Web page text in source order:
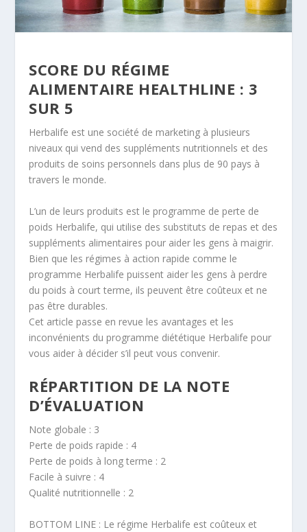
SCORE DU RÉGIME
ALIMENTAIRE HEALTHLINE : 3
SUR 5
Herbalife est une société de marketing à plusieurs
niveaux qui vend des suppléments nutritionnels et des
produits de soins personnels dans plus de 90 pays à
travers le monde.
L’un de leurs produits est le programme de perte de
poids Herbalife, qui utilise des substituts de repas et des
suppléments alimentaires pour aider les gens à maigrir.
Bien que les régimes à action rapide comme le
programme Herbalife puissent aider les gens à perdre
du poids à court terme, ils peuvent être coûteux et ne
pas être durables.
Cet article passe en revue les avantages et les
inconvénients du programme diététique Herbalife pour
vous aider à décider s’il peut vous convenir.
RÉPARTITION DE LA NOTE
D’ÉVALUATION
Note globale : 3
Perte de poids rapide : 4
Perte de poids à long terme : 2
Facile à suivre : 4
Qualité nutritionnelle : 2
BOTTOM LINE : Le régime Herbalife est coûteux et